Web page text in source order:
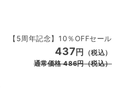
【5周年記念】10％OFFセール
437円
（税込）
通常価格486円（税込）